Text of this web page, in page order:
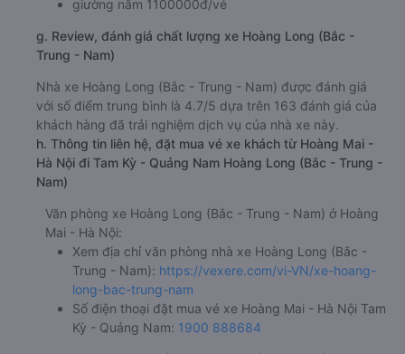
giường nằm 1100000đ/vé
g. Review, đánh giá chất lượng xe Hoàng Long (Bắc -
Trung - Nam)
Nhà xe Hoàng Long (Bắc - Trung - Nam) được đánh giá
với số điểm trung bình là 4.7/5 dựa trên 163 đánh giá của
khách hàng đã trải nghiệm dịch vụ của nhà xe này.
h. Thông tin liên hệ, đặt mua vé xe khách từ Hoàng Mai -
Hà Nội đi Tam Kỳ - Quảng Nam Hoàng Long (Bắc - Trung -
Nam)
Văn phòng xe Hoàng Long (Bắc - Trung - Nam) ở Hoàng
Mai - Hà Nội:
Xem địa chỉ văn phòng nhà xe Hoàng Long (Bắc -
Trung - Nam): https://vexere.com/vi-VN/xe-hoang-
long-bac-trung-nam
Số điện thoại đặt mua vé xe Hoàng Mai - Hà Nội Tam
Kỳ - Quảng Nam: 1900 888684